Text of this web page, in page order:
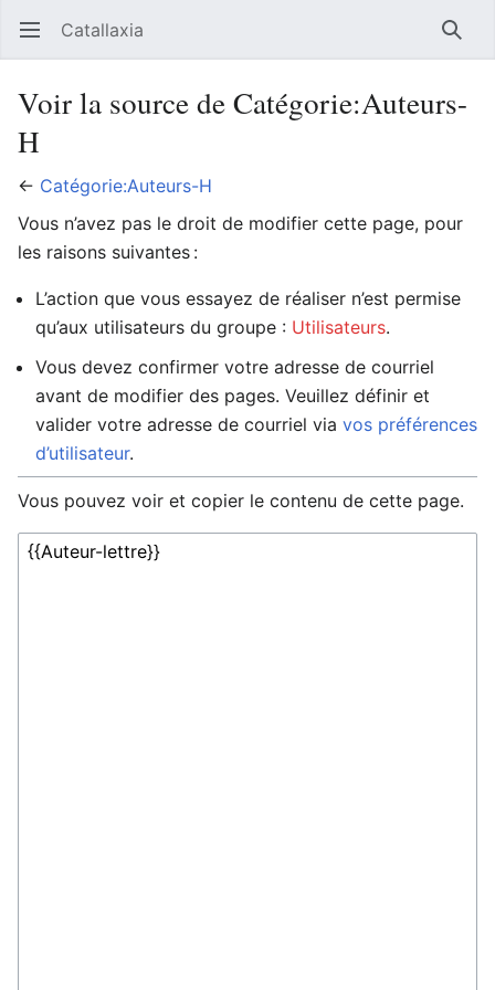
Ouvrir le menu principal Catallaxia
Voir la source de Catégorie:Auteurs-
H
← Catégorie:Auteurs-H
Vous n’avez pas le droit de modifier cette page, pour
les raisons suivantes :
L’action que vous essayez de réaliser n’est permise
qu’aux utilisateurs du groupe : Utilisateurs.
Vous devez confirmer votre adresse de courriel
avant de modifier des pages. Veuillez définir et
valider votre adresse de courriel via vos préférences
d’utilisateur.
Vous pouvez voir et copier le contenu de cette page.